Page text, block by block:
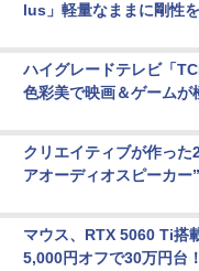
lus」軽量なままに剛性
ハイグレードテレビ「
色彩美で映画＆ゲームが
クリエイティブが作った
アオーディオスピーカー”
マウス、RTX 5060 Ti搭
5,000円オフで30万円台！